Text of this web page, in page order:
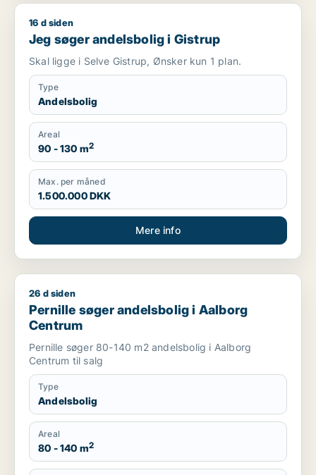
Jeg søger andelsbolig i Gistrup
16 d siden
Jeg søger andelsbolig i Gistrup
Skal ligge i Selve Gistrup, Ønsker kun 1 plan.
Type
Andelsbolig
Areal
90 - 130 m2
Max. per måned
1.500.000 DKK
Mere info
Pernille søger andelsbolig i Aalborg Centrum
26 d siden
Pernille søger andelsbolig i Aalborg
Centrum
Pernille søger 80-140 m2 andelsbolig i Aalborg
Centrum til salg
Type
Andelsbolig
Areal
80 - 140 m2